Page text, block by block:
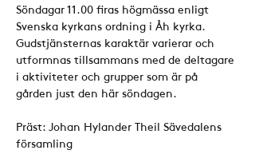
Söndagar 11.00 firas högmässa enligt
Svenska kyrkans ordning i Åh kyrka.
Gudstjänsternas karaktär varierar och
utformnas tillsammans med de deltagare
i aktiviteter och grupper som är på
gården just den här söndagen.
Präst: Johan Hylander Theil Sävedalens
församling